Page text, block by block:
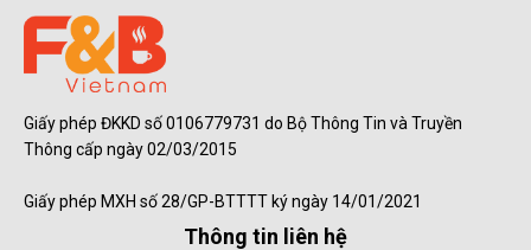
Giấy phép ĐKKD số 0106779731 do Bộ Thông Tin và Truyền
Thông cấp ngày 02/03/2015
Giấy phép MXH số 28/GP-BTTTT ký ngày 14/01/2021
Thông tin liên hệ